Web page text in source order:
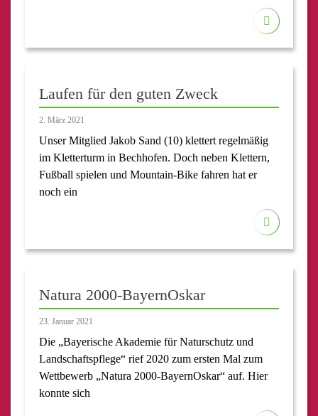
Laufen für den guten Zweck
2. März 2021
Unser Mitglied Jakob Sand (10) klettert regelmäßig
im Kletterturm in Bechhofen. Doch neben Klettern,
Fußball spielen und Mountain-Bike fahren hat er
noch ein
Natura 2000-BayernOskar
23. Januar 2021
Die „Bayerische Akademie für Naturschutz und
Landschaftspflege“ rief 2020 zum ersten Mal zum
Wettbewerb „Natura 2000-BayernOskar“ auf. Hier
konnte sich